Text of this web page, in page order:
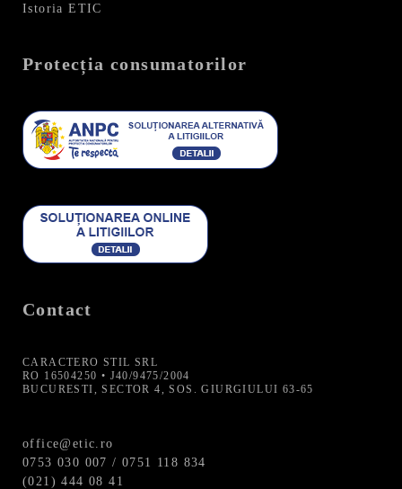
Istoria ETIC
Protecția consumatorilor
Contact
CARACTERO STIL SRL
RO 16504250 • J40/9475/2004
BUCURESTI, SECTOR 4, SOS. GIURGIULUI 63-65
office@etic.ro
0753 030 007 / 0751 118 834
(021) 444 08 41